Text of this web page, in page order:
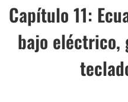
Capítulo 11:
bajo eléctrico,